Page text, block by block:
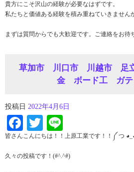
貴方にこそ沢山の経験が必要なはずです。
私たちと価値ある経験を積み重ねていきません
まずは質問からでも大歓迎です。ご連絡をお待
草加市 川口市 川越市 足
金 ボード工 ガ
投稿日 2022年4月6日
Facebook
Twitter
皆さんこんにちは！！上原工業です！！༼ つ
久々の投稿です！(#^.^#)